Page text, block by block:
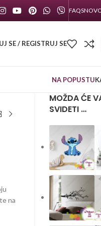
FAQS
SE / REGISTRUJ SE
NA POPUSTU
na
MOŽDA ĆE
SVIDETI …